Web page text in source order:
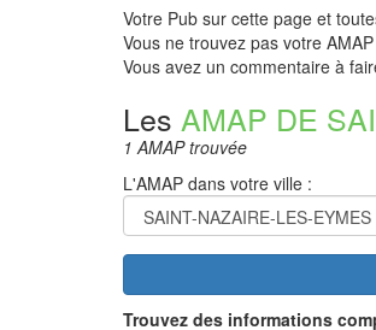
Votre Pub sur cette page et
Vous ne trouvez pas votre
Vous avez un commentaire à
Les AMAP DE
1 AMAP trouvée
L'AMAP dans votre ville :
Trouvez des informations